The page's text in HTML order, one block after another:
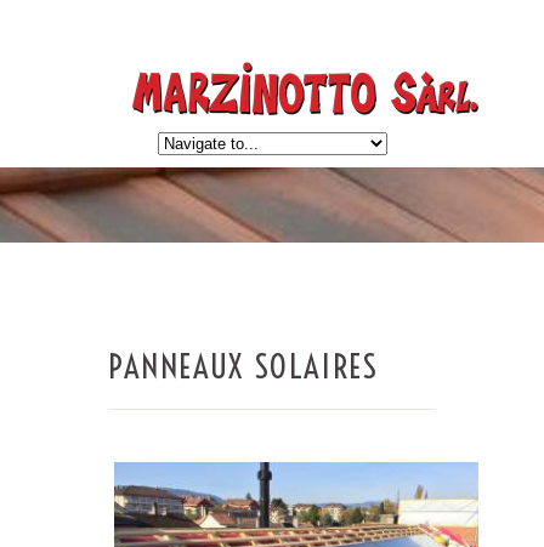
PANNEAUX SOLAIRES